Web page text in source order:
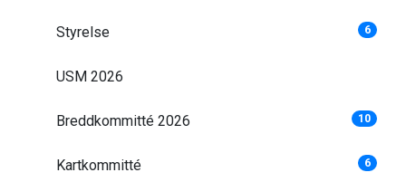
Styrelse 6
USM 2026
Breddkommitté 2026 10
Kartkommitté 6